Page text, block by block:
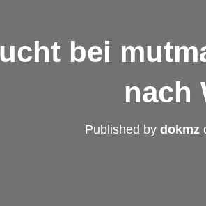
bei
nach
Published by dokmz